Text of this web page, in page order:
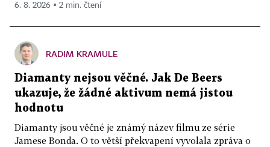
6. 8. 2026 ▪ 2 min. čtení
RADIM KRAMULE
Diamanty nejsou věčné. Jak De Beers
ukazuje, že žádné aktivum nemá jistou
hodnotu
Diamanty jsou věčné je známý název filmu ze série
Jamese Bonda. O to větší překvapení vyvolala zpráva o